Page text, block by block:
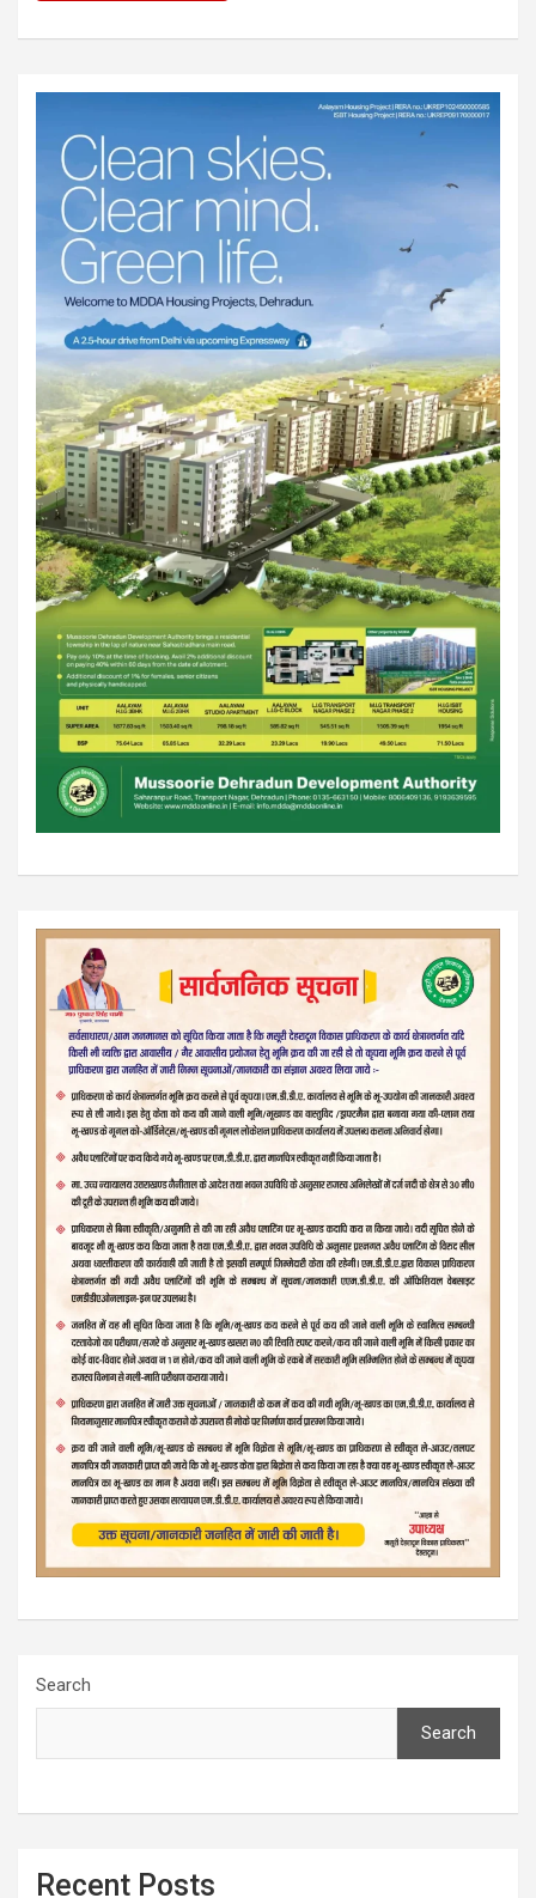
Search
Search
Recent Posts